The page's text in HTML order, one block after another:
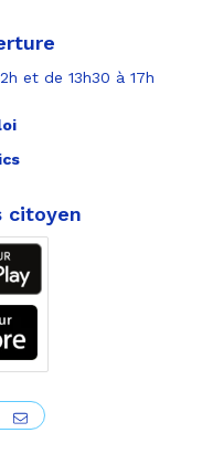
et de 13h30 à 17h
citoyen